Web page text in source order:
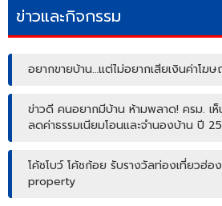
ข่าวและกิจกรรม
อยากขายบ้าน…แต่ไม่อยากเสียเงินค่าโฆษ
ข่าวดี คนอยากมีบ้าน ห้ามพลาด! ครม. เ
ลดค่าธรรมเนียมโอนและจำนองบ้าน ปี
โค้ชโบว์ โค้ชก้อย รับรางวัลท่องเที่ยวฮ่
property